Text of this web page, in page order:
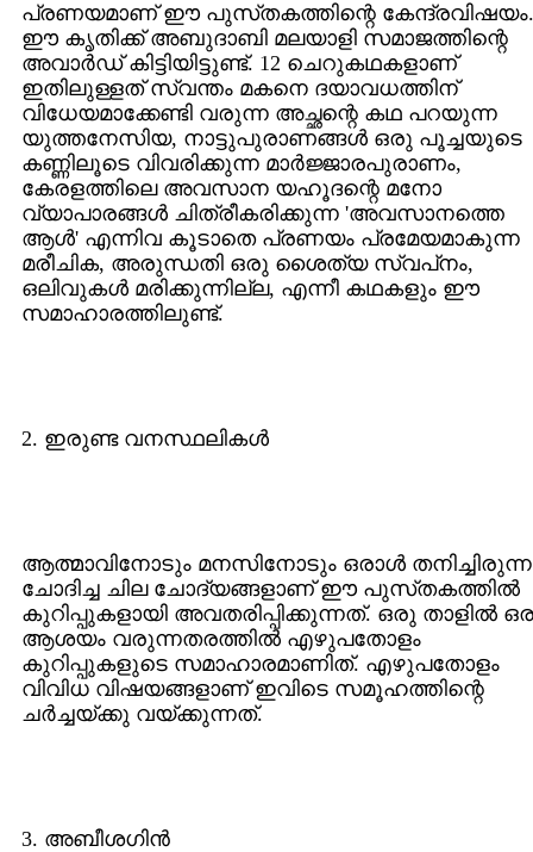
പ്രണയമാണ്‌ ഈ പുസ്‌തകത്തിന്റെ കേന്ദ്രവിഷയം.
ഈ കൃതിക്ക്‌ അബുദാബി മലയാളി സമാജത്തിന്റെ
അവാര്‍ഡ്‌ കിട്ടിയിട്ടുണ്ട്‌. 12 ചെറുകഥകളാണ്‌
ഇതിലുള്ളത്‌ സ്വന്തം മകനെ ദയാവധത്തിന്‌
വിധേയമാക്കേണ്ടി വരുന്ന അച്ഛന്റെ കഥ പറയുന്ന
യുത്തനേസിയ, നാട്ടുപുരാണങ്ങള്‍ ഒരു പൂച്ചയുടെ
കണ്ണിലൂടെ വിവരിക്കുന്ന മാര്‍ജ്ജാരപുരാണം,
കേരളത്തിലെ അവസാന യഹൂദന്റെ മനോ
വ്യാപാരങ്ങള്‍ ചിത്രീകരിക്കുന്ന 'അവസാനത്തെ
ആള്‍' എന്നിവ കൂടാതെ പ്രണയം പ്രമേയമാകുന്ന
മരീചിക, അരുന്ധതി ഒരു ശൈത്യ സ്വപ്‌നം,
ഒലിവുകള്‍ മരിക്കുന്നില്ല, എന്നീ കഥകളും ഈ
സമാഹാരത്തിലുണ്ട്‌.
2. ഇരുണ്ട വനസ്ഥലികള്‍
ആത്മാവിനോടും മനസിനോടും ഒരാള്‍ തനിച്ചിരുന്ന
ചോദിച്ച ചില ചോദ്യങ്ങളാണ്‌ ഈ പുസ്‌തകത്തില്‍
കുറിപ്പുകളായി അവതരിപ്പിക്കുന്നത്‌. ഒരു താളില്‍
ആശയം വരുന്നതരത്തില്‍ എഴുപതോളം
കുറിപ്പുകളുടെ സമാഹാരമാണിത്‌. എഴുപതോളം
വിവിധ വിഷയങ്ങളാണ്‌ ഇവിടെ സമൂഹത്തിന്റെ
ചര്‍ച്ചയ്ക്കു വയ്ക്കുന്നത്‌.
3. അബീശഗിന്‍